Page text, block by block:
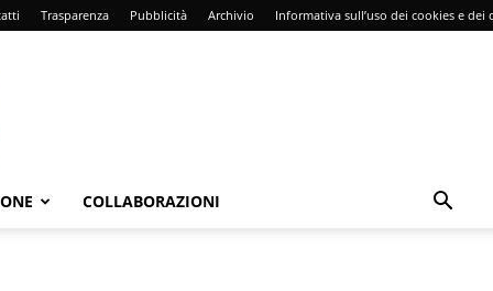
Trasparenza Pubblicità Archivio Informativa sull’uso dei cookies e dei
COLLABORAZIONI